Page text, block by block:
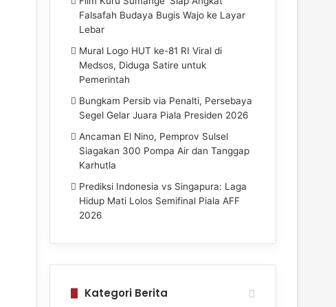
Falsafah Budaya Bugis Wajo ke Layar
Lebar
Mural Logo HUT ke-81 RI Viral di
Medsos, Diduga Satire untuk
Pemerintah
Bungkam Persib via Penalti, Persebaya
Segel Gelar Juara Piala Presiden 2026
Ancaman El Nino, Pemprov Sulsel
Siagakan 300 Pompa Air dan Tanggap
Karhutla
Prediksi Indonesia vs Singapura: Laga
Hidup Mati Lolos Semifinal Piala AFF
2026
Kategori Berita